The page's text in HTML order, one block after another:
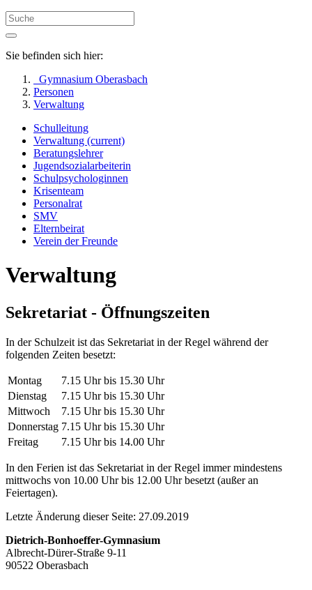
Sie befinden sich hier:
Gymnasium Oberasbach
Personen
Verwaltung
Schulleitung
Verwaltung (current)
Beratungslehrer
Jugendsozialarbeiterin
Schulpsychologinnen
Krisenteam
Personalrat
SMV
Elternbeirat
Verein der Freunde
Verwaltung
Sekretariat - Öffnungszeiten
In der Schulzeit ist das Sekretariat in der Regel während der
folgenden Zeiten besetzt:
Montag
7.15 Uhr bis 15.30 Uhr
Dienstag
7.15 Uhr bis 15.30 Uhr
Mittwoch
7.15 Uhr bis 15.30 Uhr
Donnerstag 7.15 Uhr bis 15.30 Uhr
Freitag
7.15 Uhr bis 14.00 Uhr
In den Ferien ist das Sekretariat in der Regel immer mindestens
mittwochs von 10.00 Uhr bis 12.00 Uhr besetzt (außer an
Feiertagen).
Letzte Änderung dieser Seite: 27.09.2019
Dietrich-Bonhoeffer-Gymnasium
Albrecht-Dürer-Straße 9-11
90522 Oberasbach